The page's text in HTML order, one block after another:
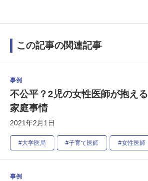
この記事の関連記事
事例
不公平？2児の女性医師が抱える
家庭事情
2021年2月1日
#大学医局 #子育て医師 #女性医師
事例